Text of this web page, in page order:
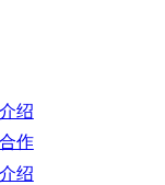
绍
作
绍